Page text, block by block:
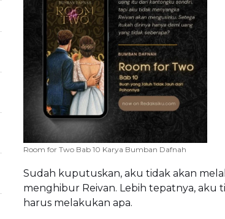
Room for Two Bab 10 Karya Bumban Dafnah
Sudah kuputuskan, aku tidak akan
menghibur Reivan. Lebih tepatnya, aku
harus melakukan apa.